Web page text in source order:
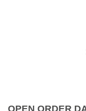
OPEN ORDER